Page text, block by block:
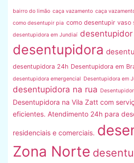
bairro do limão caça vazamento caça
como desentupir pia como desentupir vaso
desentupidora em Jundiaí desentupidor
desentupidora
desentupidora 24h Desentupidora em
desentupidora emergencial Desentupidora em
desentupidora na rua
Desentupidora na Vila Zatt com
eficientes. Atendimento 24h para
residenciais e comerciais.
Zona Norte